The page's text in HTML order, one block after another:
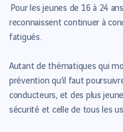
Pour les jeunes de 16 à 24
reconnaissent continuer à
fatigués.
Autant de thématiques qui
prévention qu’il faut
conducteurs, et des plus
sécurité et celle de tous les